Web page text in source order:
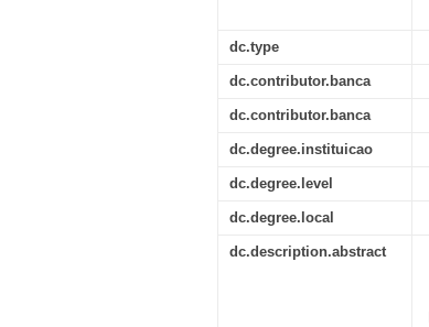
dc.type
dc.contributor.banca
dc.contributor.banca
dc.degree.instituicao
dc.degree.level
dc.degree.local
dc.description.abstract